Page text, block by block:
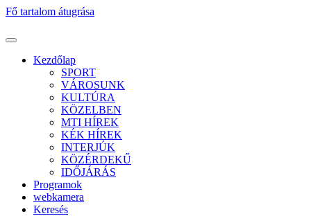
Fő tartalom átugrása
Kezdőlap
SPORT
VÁROSUNK
KULTÚRA
KÖZELBEN
MTI HÍREK
KÉK HÍREK
INTERJÚK
KÖZÉRDEKŰ
IDŐJÁRÁS
Programok
webkamera
Keresés